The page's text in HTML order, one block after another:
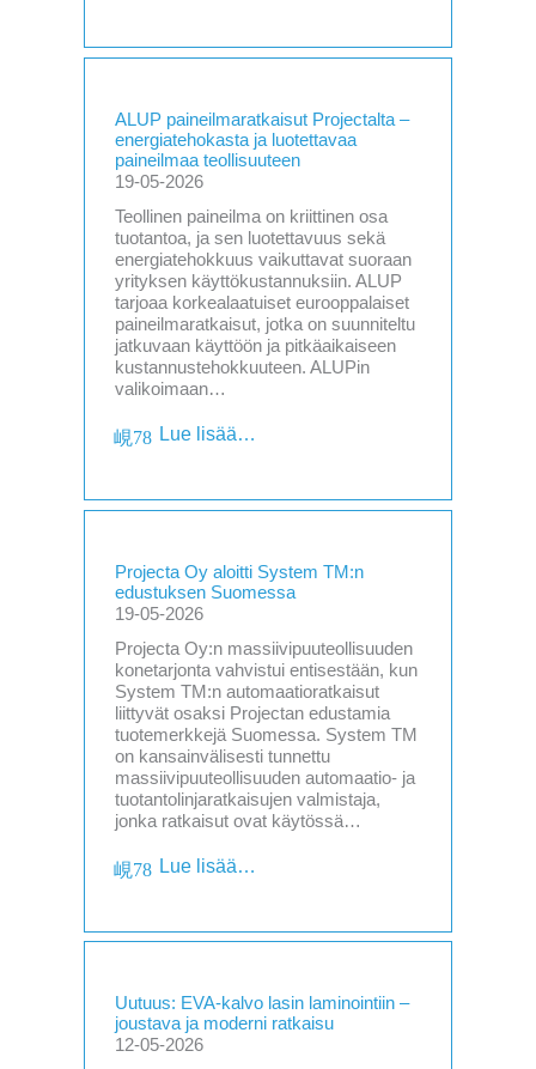
ALUP paineilmaratkaisut Projectalta –
energiatehokasta ja luotettavaa
paineilmaa teollisuuteen
19-05-2026
Teollinen paineilma on kriittinen osa
tuotantoa, ja sen luotettavuus sekä
energiatehokkuus vaikuttavat suoraan
yrityksen käyttökustannuksiin. ALUP
tarjoaa korkealaatuiset eurooppalaiset
paineilmaratkaisut, jotka on suunniteltu
jatkuvaan käyttöön ja pitkäaikaiseen
kustannustehokkuuteen. ALUPin
valikoimaan…
Lue lisää…
Projecta Oy aloitti System TM:n
edustuksen Suomessa
19-05-2026
Projecta Oy:n massiivipuuteollisuuden
konetarjonta vahvistui entisestään, kun
System TM:n automaatioratkaisut
liittyvät osaksi Projectan edustamia
tuotemerkkejä Suomessa. System TM
on kansainvälisesti tunnettu
massiivipuuteollisuuden automaatio- ja
tuotantolinjaratkaisujen valmistaja,
jonka ratkaisut ovat käytössä…
Lue lisää…
Uutuus: EVA-kalvo lasin laminointiin –
joustava ja moderni ratkaisu
12-05-2026